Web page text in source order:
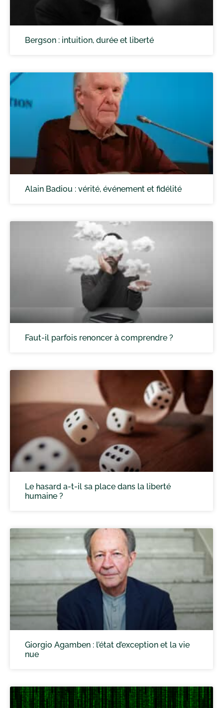
Bergson : intuition, durée et liberté
Alain Badiou : vérité, événement et fidélité
Faut-il parfois renoncer à comprendre ?
Le hasard a-t-il sa place dans la liberté
humaine ?
Giorgio Agamben : l’état d’exception et la vie
nue